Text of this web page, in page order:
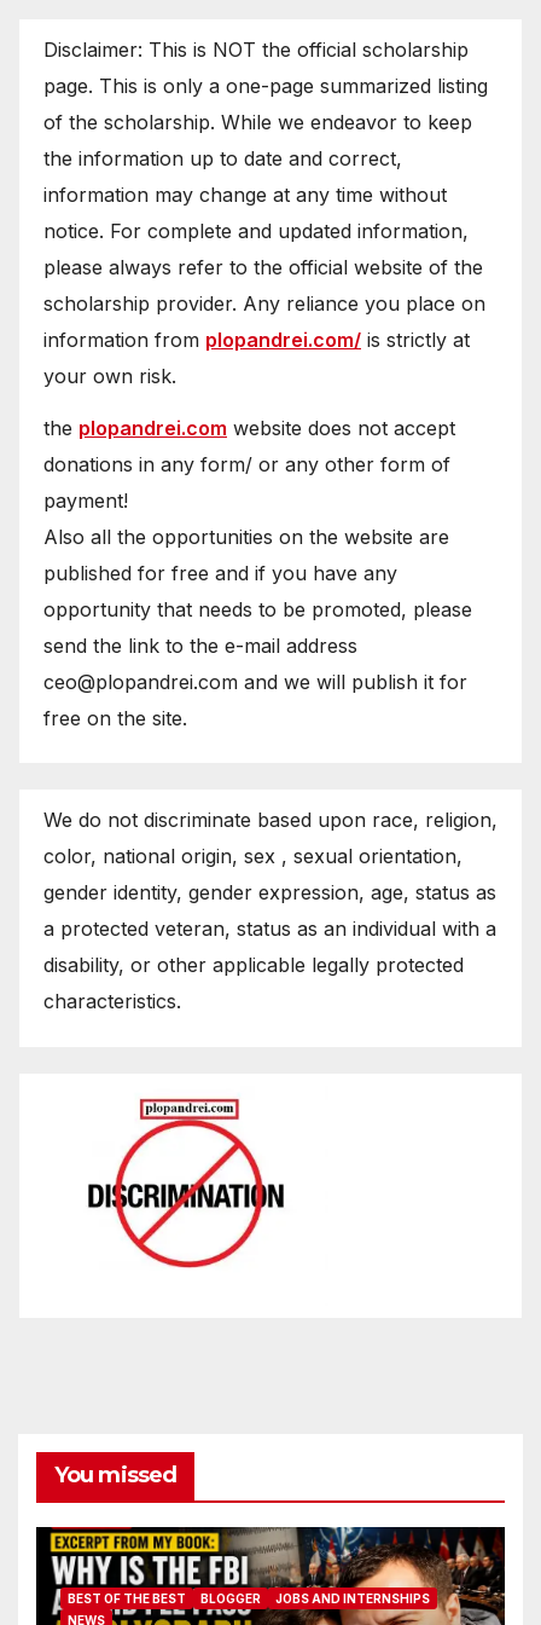
Disclaimer: This is NOT the official scholarship
page. This is only a one-page summarized listing
of the scholarship. While we endeavor to keep
the information up to date and correct,
information may change at any time without
notice. For complete and updated information,
please always refer to the official website of the
scholarship provider. Any reliance you place on
information from plopandrei.com/ is strictly at
your own risk.
the plopandrei.com website does not accept
donations in any form/ or any other form of
payment!
Also all the opportunities on the website are
published for free and if you have any
opportunity that needs to be promoted, please
send the link to the e-mail address
ceo@plopandrei.com and we will publish it for
free on the site.
We do not discriminate based upon race, religion,
color, national origin, sex , sexual orientation,
gender identity, gender expression, age, status as
a protected veteran, status as an individual with a
disability, or other applicable legally protected
characteristics.
You missed
BEST OF THE BEST BLOGGER
JOBS AND INTERNSHIPS
NEWS